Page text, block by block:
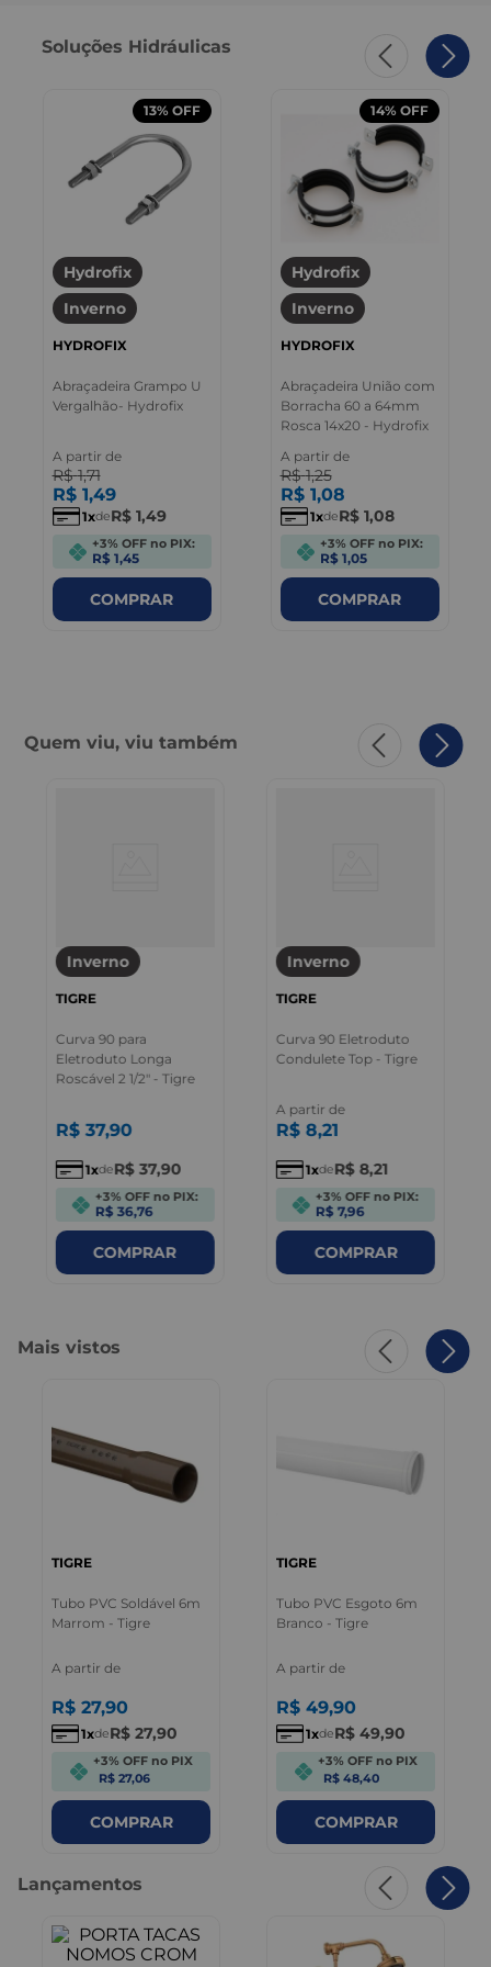
Soluções Hidráulicas
13% OFF
Hydrofix
Inverno
HYDROFIX
Abraçadeira Grampo U
Vergalhão- Hydrofix
A partir de
R$ 1,71
R$ 1,49
1 deR$ 1,49
+3% OFF no PIX:
R$ 1,45
COMPRAR
14% OFF
Hydrofix
Inverno
HYDROFIX
Abraçadeira União com
Borracha 60 a 64mm
Rosca 14x20 - Hydrofix
A partir de
R$ 1,25
R$ 1,08
1 deR$ 1,08
+3% OFF no PIX:
R$ 1,05
COMPRAR
Quem viu, viu também
Inverno
TIGRE
Curva 90 para
Eletroduto Longa
Roscável 2 1/2" - Tigre
R$ 37,90
1 deR$ 37,90
+3% OFF no PIX:
R$ 36,76
COMPRAR
Inverno
TIGRE
Curva 90 Eletroduto
Condulete Top - Tigre
A partir de
R$ 8,21
1 deR$ 8,21
+3% OFF no PIX:
R$ 7,96
COMPRAR
Mais vistos
TIGRE
Tubo PVC Soldável 6m
Marrom - Tigre
A partir de
R$ 27,90
1 deR$ 27,90
+3% OFF no PIX
R$ 27,06
COMPRAR
TIGRE
Tubo PVC Esgoto 6m
Branco - Tigre
A partir de
R$ 49,90
1 deR$ 49,90
+3% OFF no PIX
R$ 48,40
COMPRAR
Lançamentos